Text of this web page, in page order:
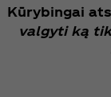
Kūrybingai
valgyti ką